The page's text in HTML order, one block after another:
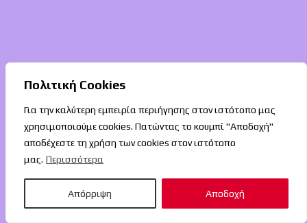
Πολιτική Cookies
Για την καλύτερη εμπειρία περιήγησης στον ιστότοπο μας
χρησιμοποιούμε cookies. Πατώντας το κουμπί "Αποδοχή"
αποδέχεστε τη χρήση των cookies στον ιστότοπο
μας. Περισσότερα
Απόρριψη Αποδοχή